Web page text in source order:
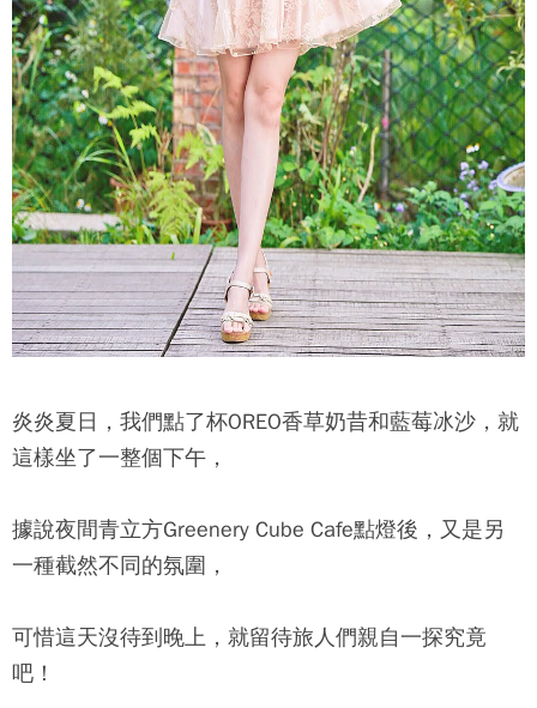
炎炎夏日，我們點了杯OREO香草奶昔和藍莓冰沙，就
這樣坐了一整個下午，
據說夜間青立方Greenery Cube Cafe點燈後，又是另
一種截然不同的氛圍，
可惜這天沒待到晚上，就留待旅人們親自一探究竟
吧！